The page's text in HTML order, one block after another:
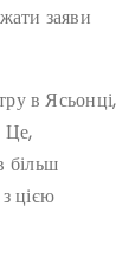
заяви
в Ясьонці,
Це,
більш
цією